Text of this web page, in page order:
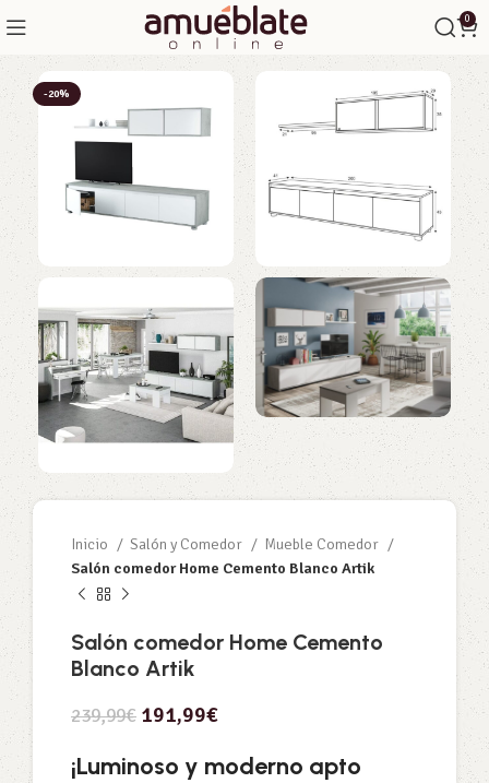
0
-20%
Inicio Salón y Comedor
Mueble Comedor
Salón comedor Home Cemento Blanco Artik
Salón comedor Home Cemento
Blanco Artik
239,99€ 191,99€
¡Luminoso y moderno apto